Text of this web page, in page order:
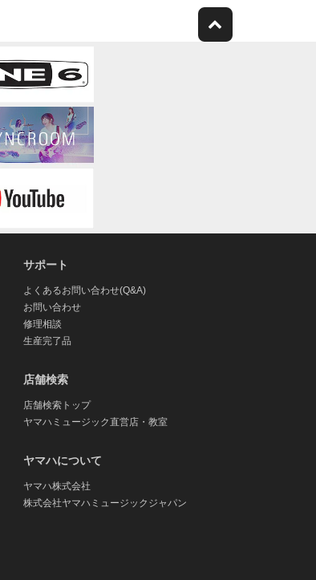
サポート
よくあるお問い合わせ(Q&A)
お問い合わせ
修理相談
生産完了品
店舗検索
店舗検索トップ
ヤマハミュージック直営店・教室
ヤマハについて
ヤマハ株式会社
株式会社ヤマハミュージックジャパン